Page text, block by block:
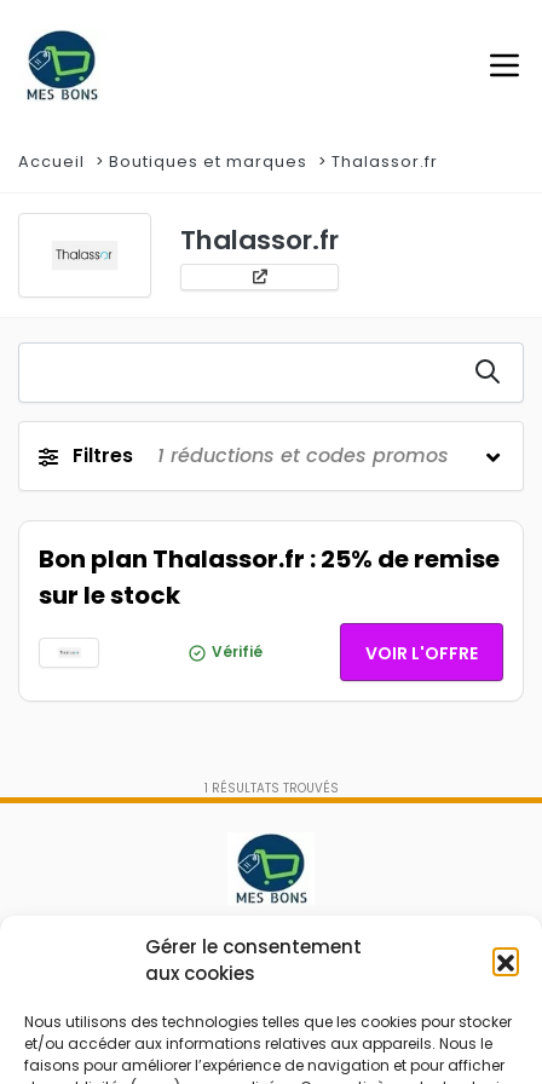
Gérer le consentement
aux cookies
Nous utilisons des technologies telles que les cookies pour stocker
et/ou accéder aux informations relatives aux appareils. Nous le
faisons pour améliorer l’expérience de navigation et pour afficher
Accueil Boutiques et marques Thalassor.fr
Thalassor.fr
Filtres 1 réductions et codes promos
Bon plan Thalassor.fr : 25% de remise
sur le stock
Vérifié VOIR L'OFFRE
1 RÉSULTATS TROUVÉS
Le prix peut être réduit !
FAQ
Code réduction